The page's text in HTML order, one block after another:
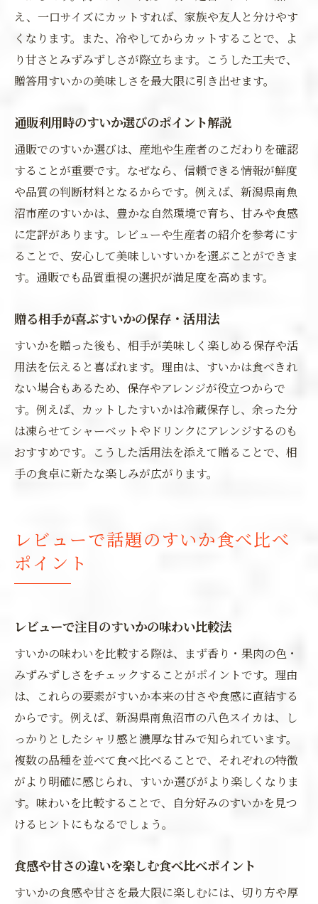
え、一口サイズにカットすれば、家族や友人と分けやす
くなります。また、冷やしてからカットすることで、よ
り甘さとみずみずしさが際立ちます。こうした工夫で、
贈答用すいかの美味しさを最大限に引き出せます。
通販利用時のすいか選びのポイント解説
通販でのすいか選びは、産地や生産者のこだわりを確認
することが重要です。なぜなら、信頼できる情報が鮮度
や品質の判断材料となるからです。例えば、新潟県南魚
沼市産のすいかは、豊かな自然環境で育ち、甘みや食感
に定評があります。レビューや生産者の紹介を参考にす
ることで、安心して美味しいすいかを選ぶことができま
す。通販でも品質重視の選択が満足度を高めます。
贈る相手が喜ぶすいかの保存・活用法
すいかを贈った後も、相手が美味しく楽しめる保存や活
用法を伝えると喜ばれます。理由は、すいかは食べきれ
ない場合もあるため、保存やアレンジが役立つからで
す。例えば、カットしたすいかは冷蔵保存し、余った分
は凍らせてシャーベットやドリンクにアレンジするのも
おすすめです。こうした活用法を添えて贈ることで、相
手の食卓に新たな楽しみが広がります。
レビューで話題のすいか食べ比べ
ポイント
レビューで注目のすいかの味わい比較法
すいかの味わいを比較する際は、まず香り・果肉の色・
みずみずしさをチェックすることがポイントです。理由
は、これらの要素がすいか本来の甘さや食感に直結する
からです。例えば、新潟県南魚沼市の八色スイカは、し
っかりとしたシャリ感と濃厚な甘みで知られています。
複数の品種を並べて食べ比べることで、それぞれの特徴
がより明確に感じられ、すいか選びがより楽しくなりま
す。味わいを比較することで、自分好みのすいかを見つ
けるヒントにもなるでしょう。
食感や甘さの違いを楽しむ食べ比べポイント
すいかの食感や甘さを最大限に楽しむには、切り方や厚